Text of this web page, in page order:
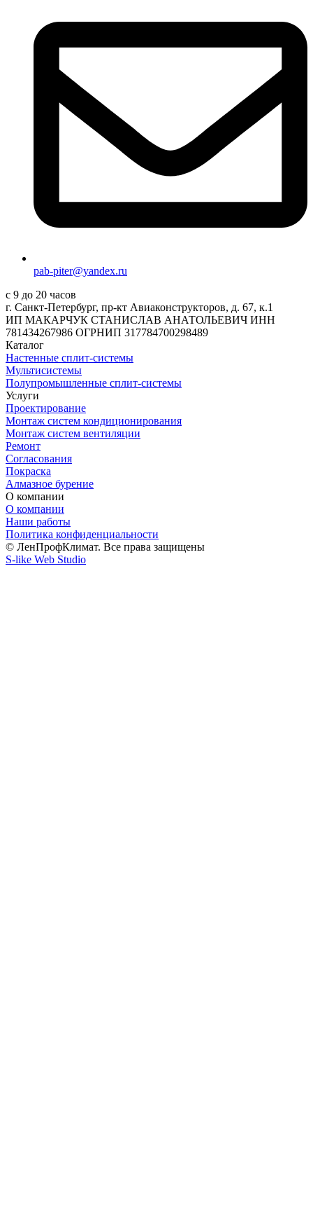
pab-piter@yandex.ru
с 9 до 20 часов
г. Санкт-Петербург, пр-кт Авиаконструкторов, д. 67, к.1
ИП МАКАРЧУК СТАНИСЛАВ АНАТОЛЬЕВИЧ ИНН
781434267986 ОГРНИП 317784700298489
Каталог
Настенные сплит-системы
Мультисистемы
Полупромышленные сплит-системы
Услуги
Проектирование
Монтаж систем кондиционирования
Монтаж систем вентиляции
Ремонт
Согласования
Покраска
Алмазное бурение
О компании
О компании
Наши работы
Политика конфиденциальности
© ЛенПрофКлимат. Все права защищены
S-like Web Studio